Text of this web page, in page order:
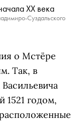
ХХ века
Суздальского
о Мстёре
Так, в
1521 годом,